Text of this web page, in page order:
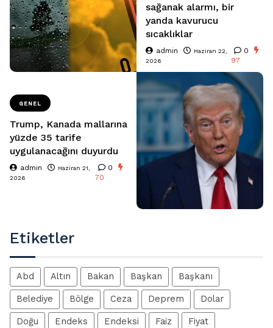
sağanak alarmı, bir
yanda kavurucu
sıcaklıklar
admin
Haziran 22,
2026
0
97
GENEL
Trump, Kanada mallarına
yüzde 35 tarife
uygulanacağını duyurdu
admin
Haziran 21,
2026
0
70
Etiketler
Abd Altın Bakan Başkan Başkanı
Belediye Bölge Ceza Deprem Dolar
Doğu Endeks Endeksi Faiz Fiyat